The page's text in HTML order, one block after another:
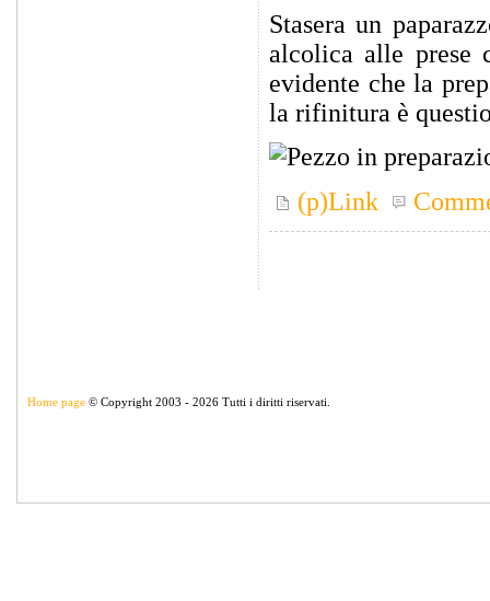
Stasera un
alcolica alle prese
evidente che la
la rifinitura è
(p)Link
Home page © Copyright 2003 - 2026 Tutti i diritti riservati.